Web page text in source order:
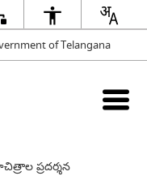
of Telangana
ప్రదర్శన